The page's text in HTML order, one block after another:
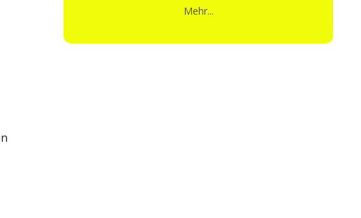
2025"
Mehr...